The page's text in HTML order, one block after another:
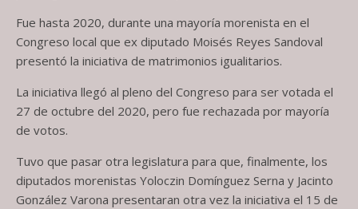
Fue hasta 2020, durante una mayoría morenista en el
Congreso local que ex diputado Moisés Reyes Sandoval
presentó la iniciativa de matrimonios igualitarios.
La iniciativa llegó al pleno del Congreso para ser votada el
27 de octubre del 2020, pero fue rechazada por mayoría
de votos.
Tuvo que pasar otra legislatura para que, finalmente, los
diputados morenistas Yoloczin Domínguez Serna y Jacinto
González Varona presentaran otra vez la iniciativa el 15 de